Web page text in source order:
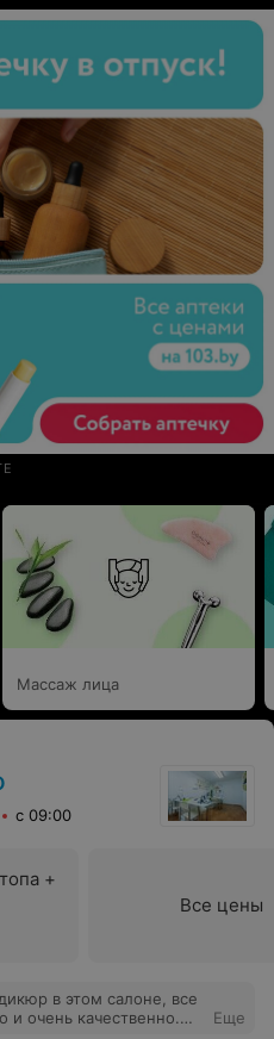
Массаж лица
с 09:00
+
Все цены
в этом салоне, все
и очень качественно.
Еще